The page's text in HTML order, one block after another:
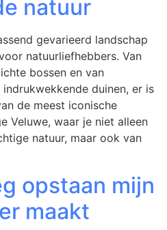
natuur
gevarieerd landschap
natuurliefhebbers. Van
bossen en van
duinen, er is
de meest iconische
Veluwe, waar je niet alleen
natuur, maar ook van
opstaan mijn
maakt